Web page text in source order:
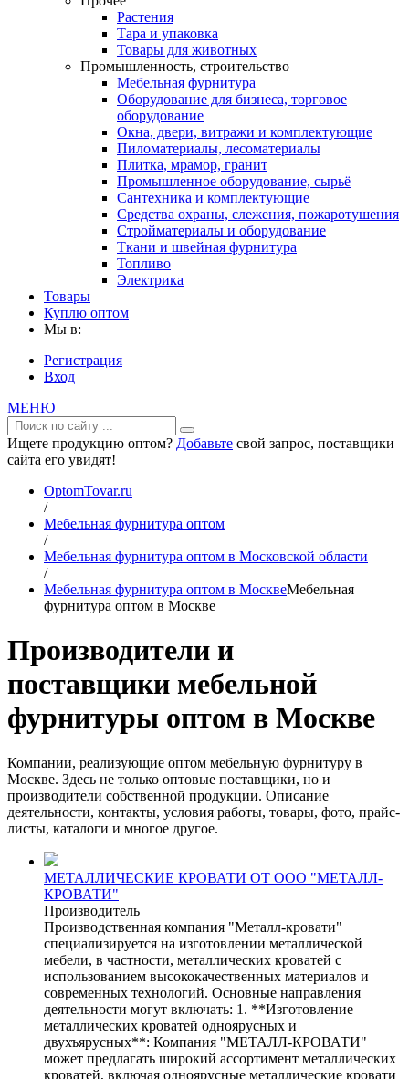
Растения
Тара и упаковка
Товары для животных
Промышленность, строительство
Мебельная фурнитура
Оборудование для бизнеса, торговое
оборудование
Окна, двери, витражи и комплектующие
Пиломатериалы, лесоматериалы
Плитка, мрамор, гранит
Промышленное оборудование, сырьё
Сантехника и комплектующие
Средства охраны, слежения, пожаротушения
Стройматериалы и оборудование
Ткани и швейная фурнитура
Топливо
Электрика
Товары
Куплю оптом
Мы в:
Регистрация
Вход
МЕНЮ
Ищете продукцию оптом? Добавьте свой запрос, поставщики
сайта его увидят!
OptomTovar.ru
/
Мебельная фурнитура оптом
/
Мебельная фурнитура оптом в Московской области
/
Мебельная фурнитура оптом в МосквеМебельная
фурнитура оптом в Москве
Производители и
поставщики мебельной
фурнитуры оптом в Москве
Компании, реализующие оптом мебельную фурнитуру в
Москве. Здесь не только оптовые поставщики, но и
производители собственной продукции. Описание
деятельности, контакты, условия работы, товары, фото, прайс-
листы, каталоги и многое другое.
МЕТАЛЛИЧЕСКИЕ КРОВАТИ ОТ ООО "МЕТАЛЛ-
КРОВАТИ"
Производитель
Производственная компания "Металл-кровати"
специализируется на изготовлении металлической
мебели, в частности, металлических кроватей с
использованием высококачественных материалов и
современных технологий. Основные направления
деятельности могут включать: 1. **Изготовление
металлических кроватей одноярусных и
двухъярусных**: Компания "МЕТАЛЛ-КРОВАТИ"
может предлагать широкий ассортимент металлических
кроватей, включая одноярусные металлические кровати